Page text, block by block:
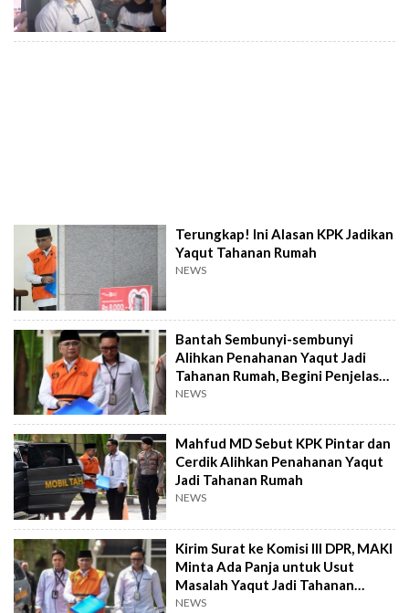
Terungkap! Ini Alasan KPK Jadikan
Yaqut Tahanan Rumah
NEWS
Bantah Sembunyi-sembunyi
Alihkan Penahanan Yaqut Jadi
Tahanan Rumah, Begini Penjelasan
KPK
NEWS
Mahfud MD Sebut KPK Pintar dan
Cerdik Alihkan Penahanan Yaqut
Jadi Tahanan Rumah
NEWS
Kirim Surat ke Komisi III DPR, MAKI
Minta Ada Panja untuk Usut
Masalah Yaqut Jadi Tahanan
Rumah
NEWS